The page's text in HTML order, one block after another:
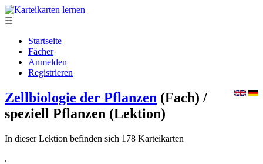
☰
Startseite
Fächer
Anmelden
Registrieren
Zellbiologie der Pflanzen (Fach) /
speziell Pflanzen (Lektion)
In dieser Lektion befinden sich 178 Karteikarten
.